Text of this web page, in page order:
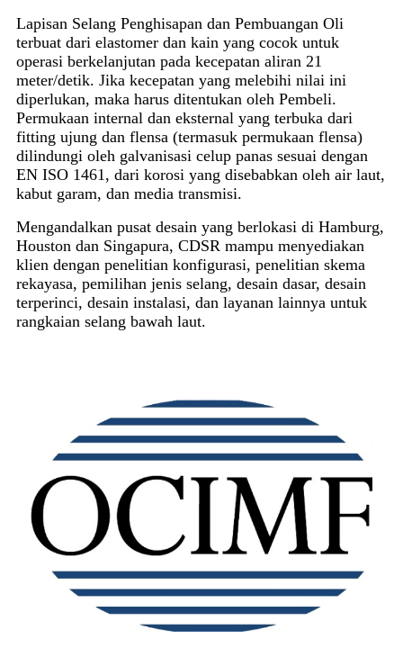
Lapisan Selang Penghisapan dan Pembuangan Oli
terbuat dari elastomer dan kain yang cocok untuk
operasi berkelanjutan pada kecepatan aliran 21
meter/detik. Jika kecepatan yang melebihi nilai ini
diperlukan, maka harus ditentukan oleh Pembeli.
Permukaan internal dan eksternal yang terbuka dari
fitting ujung dan flensa (termasuk permukaan flensa)
dilindungi oleh galvanisasi celup panas sesuai dengan
EN ISO 1461, dari korosi yang disebabkan oleh air laut,
kabut garam, dan media transmisi.
Mengandalkan pusat desain yang berlokasi di Hamburg,
Houston dan Singapura, CDSR mampu menyediakan
klien dengan penelitian konfigurasi, penelitian skema
rekayasa, pemilihan jenis selang, desain dasar, desain
terperinci, desain instalasi, dan layanan lainnya untuk
rangkaian selang bawah laut.